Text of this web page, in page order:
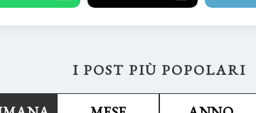
I POST PIÙ POPOLARI